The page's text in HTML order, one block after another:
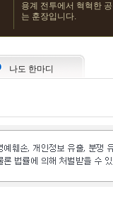
용계 전투에서 혁혁한
는 훈장입니다.
나도 한마디